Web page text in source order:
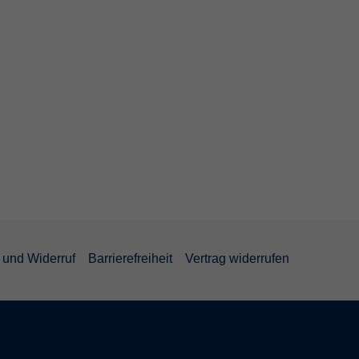
Widerruf Barrierefreiheit Vertrag widerrufen